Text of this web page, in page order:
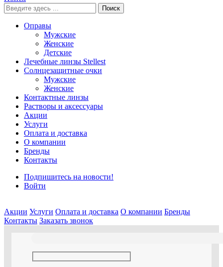
Поиск
Оправы
Мужские
Женские
Детские
Лечебные линзы Stellest
Солнцезащитные очки
Мужские
Женские
Контактные линзы
Растворы и аксессуары
Акции
Услуги
Оплата и доставка
О компании
Бренды
Контакты
Подпишитесь на новости!
Войти
Акции Услуги Оплата и доставка О компании Бренды
Контакты Заказать звонок